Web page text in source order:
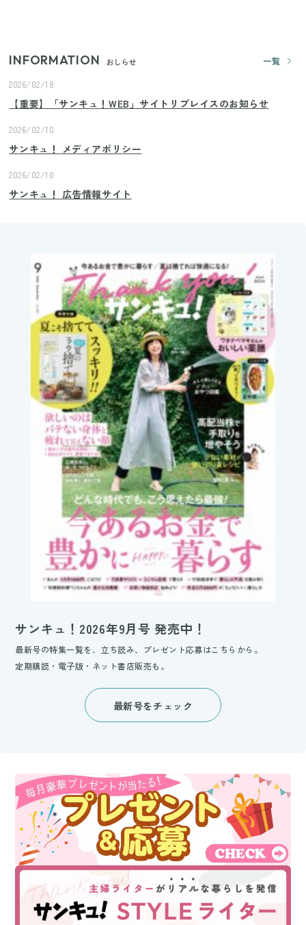
INFORMATION おしらせ
一覧
2026/02/18
【重要】「サンキュ！WEB」サイトリプレイスのお知らせ
2026/02/10
サンキュ！ メディアポリシー
2026/02/10
サンキュ！ 広告情報サイト
サンキュ！2026年9月号 発売中！
最新号の特集一覧を、立ち読み、プレゼント応募はこちらから。
定期購読・電子版・ネット書店販売も。
最新号をチェック